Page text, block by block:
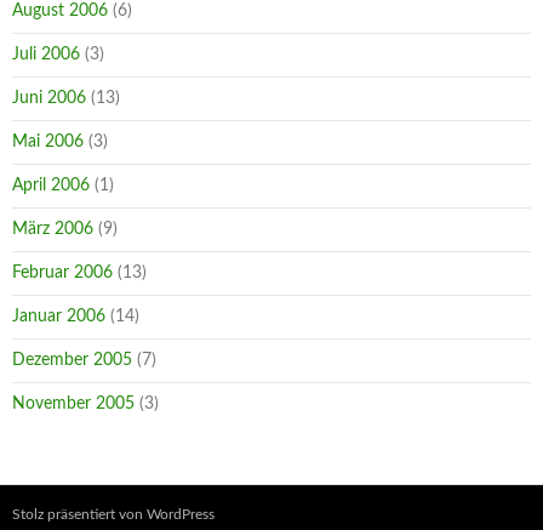
August 2006 (6)
Juli 2006 (3)
Juni 2006 (13)
Mai 2006 (3)
April 2006 (1)
März 2006 (9)
Februar 2006 (13)
Januar 2006 (14)
Dezember 2005 (7)
November 2005 (3)
Stolz präsentiert von WordPress